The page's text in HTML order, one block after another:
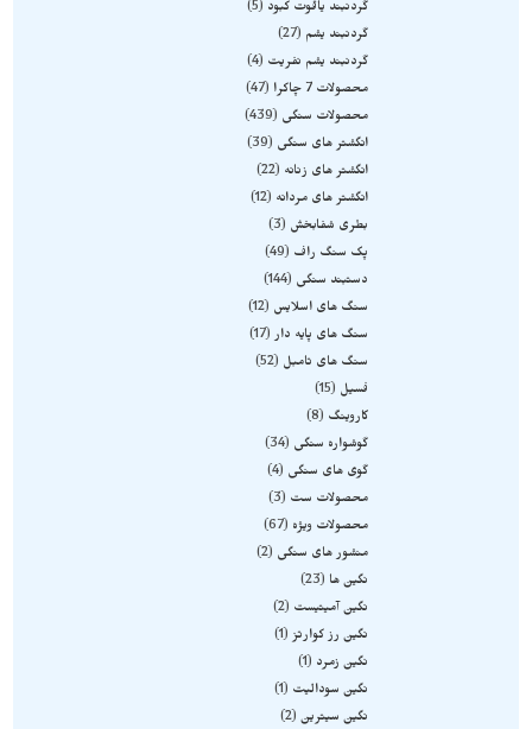
گردنبند یاقوت کبود
5
گردنبند یشم
27
گردنبند یشم نفریت
4
محصولات 7 چاکرا
47
محصولات سنگی
439
انگشتر های سنگی
39
انگشتر های زنانه
22
انگشتر های مردانه
12
بطری شفابخش
3
پک سنگ راف
49
دستبند سنگی
144
سنگ های اسلایس
12
سنگ های پایه دار 17
سنگ های تامبل
52
فسیل
15
کاروینگ
8
گوشواره سنگی
34
گوی های سنگی
4
محصولات ست
3
محصولات ویژه
67
منشور های سنگی
2
نگین ها
23
نگین آمیتیست
2
نگین رز کوارتز 1
نگین زمرد
1
نگین سودالیت
1
نگین سیترین 2